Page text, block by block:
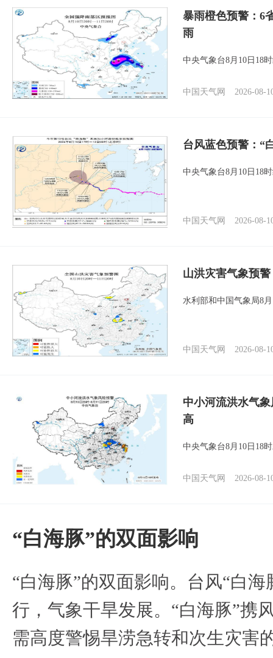
暴雨橙色预警：6
雨
中央气象台8月10日18
中国天气网 2026-08-
台风蓝色预警：“
中央气象台8月10日18
中国天气网 2026-08-
山洪灾害气象预
水利部和中国气象局8
中国天气网 2026-08-
中小河流洪水气
高
中央气象台8月10日18
中国天气网 2026-08-
​“白海豚”的双面影响
​“白海豚”的双面影响。台风“白
行，气象干旱发展。“白海豚”携
需高度警惕旱涝急转和次生灾害